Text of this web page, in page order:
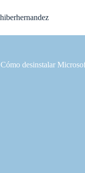
al
contenido
hiberhernandez
Cómo desinstalar